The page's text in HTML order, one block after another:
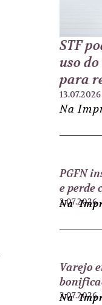
STF
uso
para
13.07.2026
Na
PGFN
e perde
2.07.2026
Na
Varejo
2.07.2026
Na